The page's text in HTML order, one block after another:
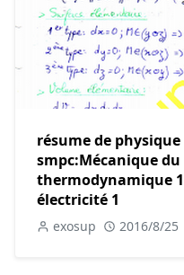
résume de
smpc:Mécanique
thermodynamique
électricité 1
exosup 2016/8/25